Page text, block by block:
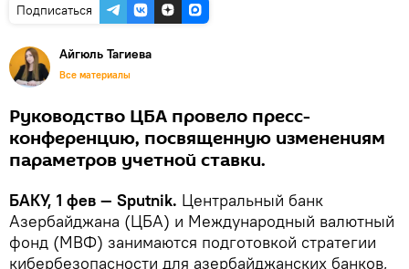
Подписаться
Айгюль Тагиева
Все материалы
Руководство ЦБА провело пресс-
конференцию, посвященную изменениям
параметров учетной ставки.
БАКУ, 1 фев — Sputnik. Центральный банк
Азербайджана (ЦБА) и Международный валютный
фонд (МВФ) занимаются подготовкой стратегии
кибербезопасности для азербайджанских банков,